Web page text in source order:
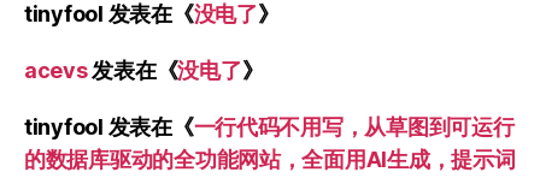
tinyfool 发表在《没电了》
acevs发表在《没电了》
tinyfool 发表在《一行代码不用写，从草图到可运行
的数据库驱动的全功能网站，全面用AI生成，提示词